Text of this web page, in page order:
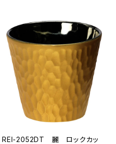
REI-2052DT 麗 ロックカッ